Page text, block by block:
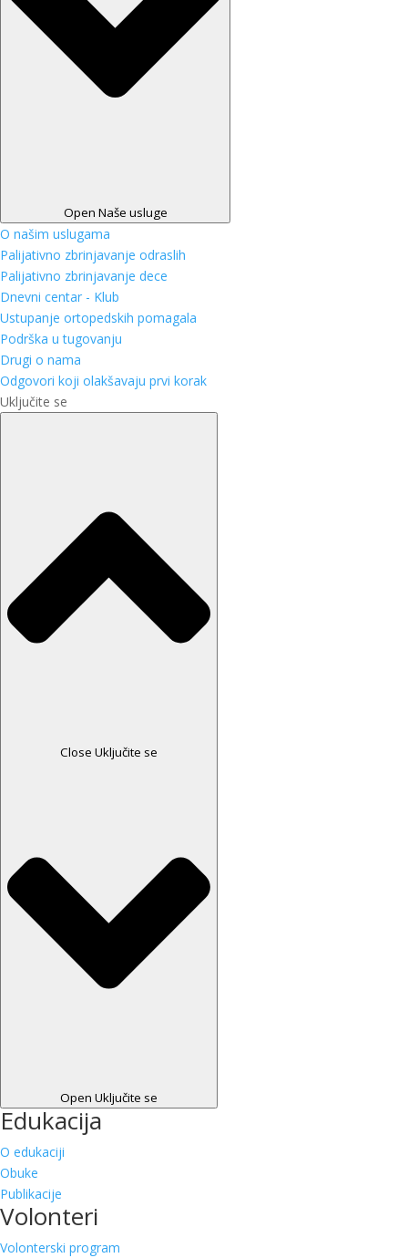
Open Naše usluge
O našim uslugama
Palijativno zbrinjavanje odraslih
Palijativno zbrinjavanje dece
Dnevni centar - Klub
Ustupanje ortopedskih pomagala
Podrška u tugovanju
Drugi o nama
Odgovori koji olakšavaju prvi korak
Uključite se
Close Uključite se
Open Uključite se
Edukacija
O edukaciji
Obuke
Publikacije
Volonteri
Volonterski program